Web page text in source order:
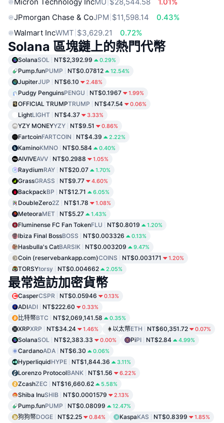
JPmorgan Chase & CoJPM $11,598.14
0.43%
Walmart IncWMT $3,629.21 0.72%
Solana 區塊鏈上的熱門代幣
SolanaSOL NT$2,392.99 0.29%
Pump.funPUMP NT$0.07812 12.54%
JupiterJUP NT$6.10 2.48%
Pudgy PenguinsPENGU NT$0.1967 1.99%
OFFICIAL TRUMPTRUMP NT$47.54 0.06%
LightLIGHT NT$4.37 3.33%
YZY MONEYYZY NT$9.51 0.86%
FartcoinFARTCOIN NT$4.39 2.22%
KaminoKMNO NT$0.584 0.40%
AIVIVEAVV NT$0.2988 1.05%
RaydiumRAY NT$20.07 1.70%
GrassGRASS NT$9.77 4.60%
BackpackBP NT$12.71 6.05%
DoubleZero2Z NT$1.78 1.08%
MeteoraMET NT$5.27 1.43%
Fluminense FC Fan TokenFLU NT$0.8019 1.20%
Ibiza Final BossBOSS NT$0.003326 0.13%
Hasbulla's CatBARSIK NT$0.003209 9.47%
Coin (reservebankapp.com)COINS NT$0.003171 1.20%
TORSYtorsy NT$0.004662 2.05%
最常造訪加密貨幣
CasperCSPR NT$0.05946 0.13%
ADIADI NT$222.60 0.33%
比特幣BTC NT$2,069,141.58 0.35%
XRPXRP NT$34.24 1.46% 以太幣ETH NT$60,351.72 0.07%
SolanaSOL NT$2,383.33 0.00% PiPI NT$2.84 4.99%
CardanoADA NT$6.30 0.06%
HyperliquidHYPE NT$1,844.36 3.11%
Lorenzo ProtocolBANK NT$1.56 6.22%
ZcashZEC NT$16,660.62 5.58%
Shiba InuSHIB NT$0.0001579 2.13%
Pump.funPUMP NT$0.08099 12.47%
狗狗幣DOGE NT$2.25 0.84% KaspaKAS NT$0.8399 1.85%